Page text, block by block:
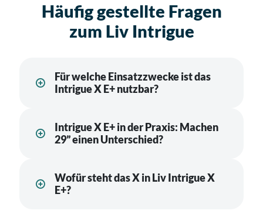
Häufig gestellte Fragen
zum Liv Intrigue
Für welche Einsatzzwecke ist das
Intrigue X E+ nutzbar?
Intrigue X E+ in der Praxis: Machen
29” einen Unterschied?
Wofür steht das X in Liv Intrigue X
E+?